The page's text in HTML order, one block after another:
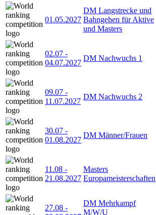
01.05.2027
DM Langstrecke und
Bahngehen für Aktive
und Masters
02.07 -
04.07.2027
DM Nachwuchs 1
09.07 -
11.07.2027
DM Nachwuchs 2
30.07 -
01.08.2027
DM Männer/Frauen
11.08 -
21.08.2027
Masters
Europameisterschaften
27.08 -
DM Mehrkampf
M/W/U